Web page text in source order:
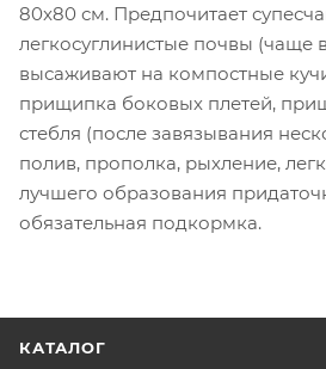
80x80 см. Предпочитает
легкосуглинистые почвы (чаще
высаживают на компостные
прищипка боковых плетей,
стебля (после завязывания
полив, прополка, рыхление,
лучшего образования
обязательная подкормка.
КАТАЛОГ